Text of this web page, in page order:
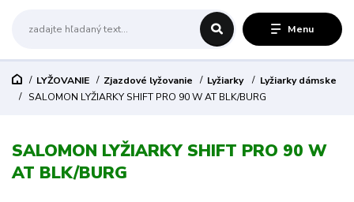
Menu
LYŽOVANIE Zjazdové lyžovanie Lyžiarky
Lyžiarky dámske
SALOMON LYŽIARKY SHIFT PRO 90 W AT BLK/BURG
SALOMON LYŽIARKY SHIFT PRO 90 W
AT BLK/BURG